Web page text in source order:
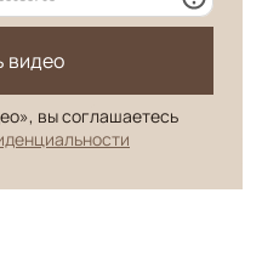
видео
вы соглашаетесь